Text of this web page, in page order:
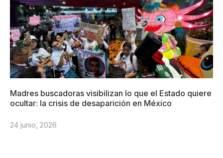
Madres buscadoras visibilizan lo que el Estado quiere
ocultar: la crisis de desaparición en México
24 junio, 2026